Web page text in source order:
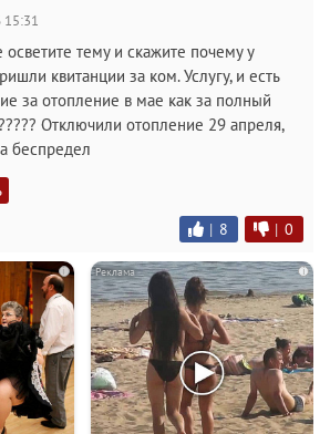
15:31
тему и скажите почему у
квитанции за ком. Услугу, и есть
за отопление в мае как за полный
Отключили отопление 29 апреля,
беспредел
| 8 | 0
i i